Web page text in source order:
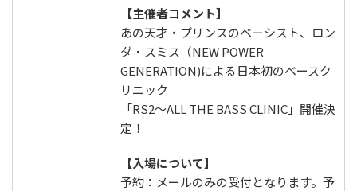
【主催者コメント】
あの天才・プリンスのベーシスト、ロン
ダ・スミス（NEW POWER
GENERATION)による日本初のベースク
リニック
「RS2～ALL THE BASS CLINIC」開催決
定！
【入場について】
予約：メールのみの受付となります。予